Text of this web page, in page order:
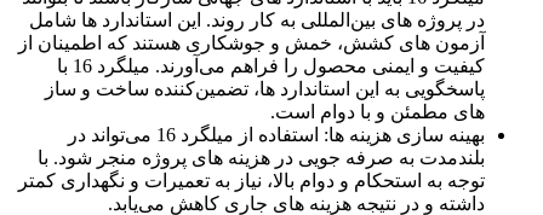
در پروژه‌ های بین‌المللی به کار روند. این استاندارد ها شامل
آزمون‌ های کشش، خمش و جوشکاری هستند که اطمینان از
کیفیت و ایمنی محصول را فراهم می‌آورند. میلگرد 16 با
پاسخگویی به این استاندارد ها، تضمین‌کننده ساخت و ساز
های مطمئن و با دوام است.
بهینه‌ سازی هزینه‌ ها: استفاده از میلگرد 16 می‌تواند در
بلندمدت به صرفه‌ جویی در هزینه‌ های پروژه منجر شود. با
توجه به استحکام و دوام بالا، نیاز به تعمیرات و نگهداری کمتر
داشته و در نتیجه هزینه‌ های جاری کاهش می‌یابد.